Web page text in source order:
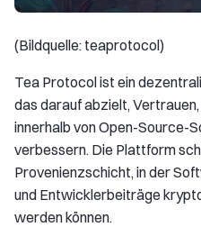
(Bildquelle: teaprotocol)
Tea Protocol ist ein
das darauf abzielt,
innerhalb von Open-Source-
verbessern. Die Plattform
Provenienzschicht, in der
und Entwicklerbeiträge
werden können.